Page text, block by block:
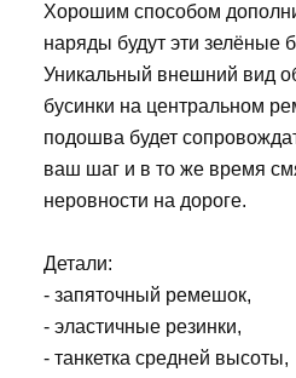
Хорошим способом
наряды будут эти зелёные
Уникальный внешний вид
бусинки на центральном
подошва будет
ваш шаг и в то же время
неровности на дороге.
Детали:
- запяточный ремешок,
- эластичные резинки,
- танкетка средней высоты,